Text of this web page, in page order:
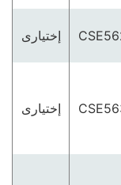
إختيارى
إختيارى